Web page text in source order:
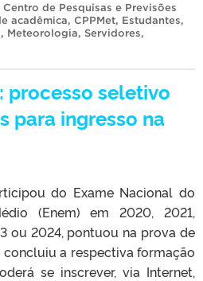
Centro de Pesquisas e Previsões
acadêmica, CPPMet, Estudantes,
, Meteorologia, Servidores,
processo seletivo
para ingresso na
do Exame Nacional do
(Enem) em 2020, 2021,
ou 2024, pontuou na prova de
concluiu a respectiva formação
se inscrever, via Internet,